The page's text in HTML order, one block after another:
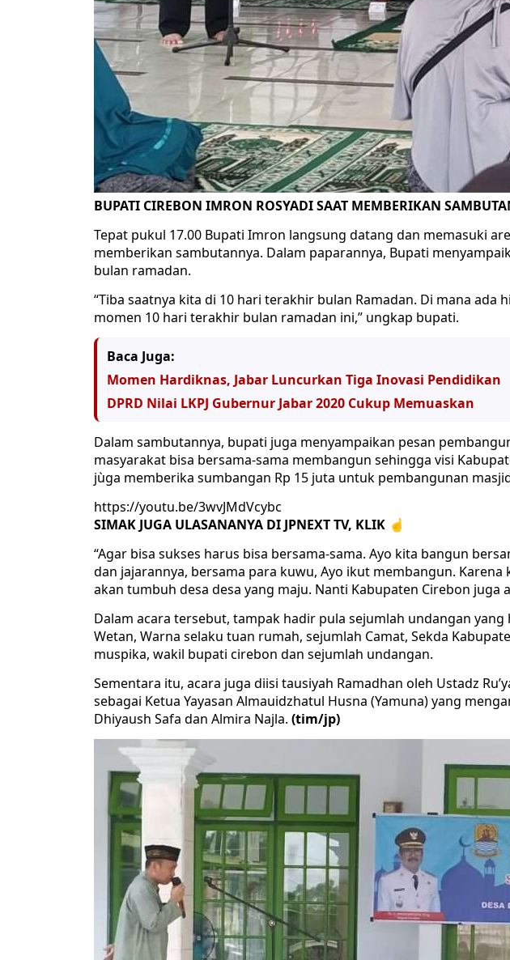
BUPATI CIREBON IMRON ROSYADI SAAT MEMBERIKAN
Tepat pukul 17.00 Bupati Imron langsung datang dan memasuki
memberikan sambutannya. Dalam paparannya, Bupati
bulan ramadan.
“Tiba saatnya kita di 10 hari terakhir bulan Ramadan. Di mana ada
momen 10 hari terakhir bulan ramadan ini,” ungkap bupati.
Baca Juga:
Momen Hardiknas, Jabar Luncurkan Tiga Inovasi Pendidikan
DPRD Nilai LKPJ Gubernur Jabar 2020 Cukup Memuaskan
Dalam sambutannya, bupati juga menyampaikan pesan
masyarakat bisa bersama-sama membangun sehingga visi
jùga memberika sumbangan Rp 15 juta untuk pembangunan
https://youtu.be/3wvJMdVcybc
SIMAK JUGA ULASANANYA DI JPNEXT TV, KLIK ☝️
“Agar bisa sukses harus bisa bersama-sama. Ayo kita bangun
dan jajarannya, bersama para kuwu, Ayo ikut membangun. Karena
akan tumbuh desa desa yang maju. Nanti Kabupaten Cirebon juga
Dalam acara tersebut, tampak hadir pula sejumlah undangan
Wetan, Warna selaku tuan rumah, sejumlah Camat, Sekda
muspika, wakil bupati cirebon dan sejumlah undangan.
Sementara itu, acara juga diisi tausiyah Ramadhan oleh Ustadz
sebagai Ketua Yayasan Almauidzhatul Husna (Yamuna) yang
Dhiyaush Safa dan Almira Najla. (tim/jp)